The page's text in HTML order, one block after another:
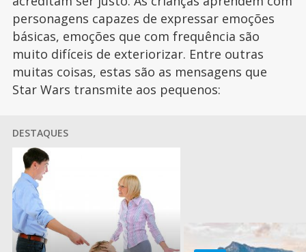
personagens capazes de expressar emoções
básicas, emoções que com frequência são
muito difíceis de exteriorizar. Entre outras
muitas coisas, estas são as mensagens que
Star Wars transmite aos pequenos:
DESTAQUES